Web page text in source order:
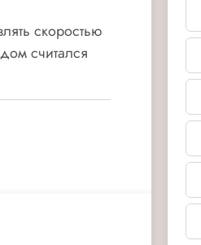
скоростью
считался